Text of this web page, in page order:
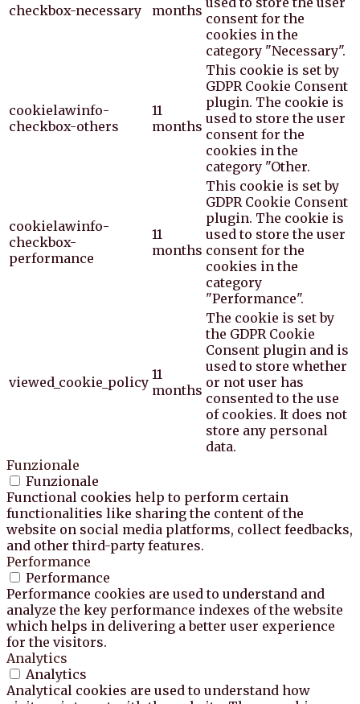
checkbox-necessary
months consent for the
cookies in the
category "Necessary".
cookielawinfo-
checkbox-others
11
months
This cookie is set by
GDPR Cookie Consent
plugin. The cookie is
used to store the user
consent for the
cookies in the
category "Other.
cookielawinfo-
checkbox-
performance
11
months
This cookie is set by
GDPR Cookie Consent
plugin. The cookie is
used to store the user
consent for the
cookies in the
category
"Performance".
viewed_cookie_policy 11
months
The cookie is set by
the GDPR Cookie
Consent plugin and is
used to store whether
or not user has
consented to the use
of cookies. It does not
store any personal
data.
Funzionale
Funzionale
Functional cookies help to perform certain
functionalities like sharing the content of the
website on social media platforms, collect feedbacks,
and other third-party features.
Performance
Performance
Performance cookies are used to understand and
analyze the key performance indexes of the website
which helps in delivering a better user experience
for the visitors.
Analytics
Analytics
Analytical cookies are used to understand how